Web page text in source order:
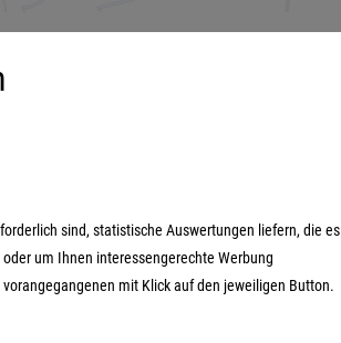
Datenschutzerklärung
sind, statistische Auswertungen liefern, die es
um Ihnen interessengerechte Werbung
mit Klick auf den jeweiligen Button.